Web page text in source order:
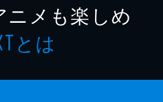
ニメも楽しめ
とは